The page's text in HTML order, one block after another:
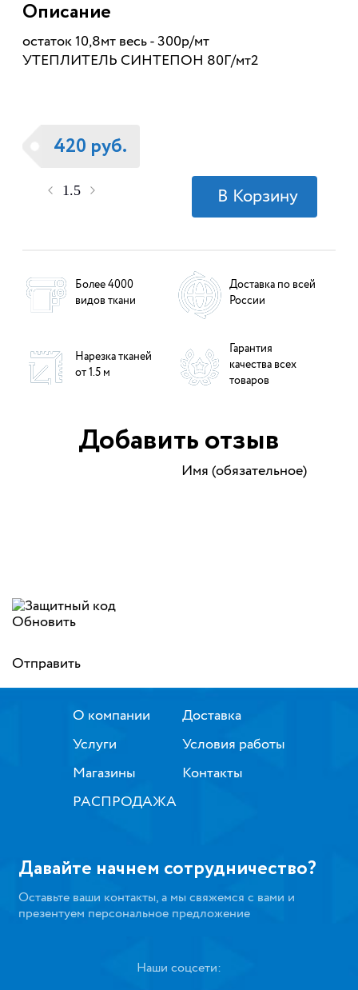
Описание
остаток 10,8мт весь - 300р/мт
УТЕПЛИТЕЛЬ СИНТЕПОН 80Г/мт2
420 руб.
Более 4000
видов ткани
Доставка по всей
России
Нарезка тканей
от 1.5 м
Гарантия
качества всех
товаров
Добавить отзыв
Имя (обязательное)
Обновить
Отправить
О компании
Услуги
Магазины
РАСПРОДАЖА
Доставка
Условия работы
Контакты
Давайте начнем сотрудничество?
Оставьте ваши контакты, а мы свяжемся с вами и
презентуем персональное предложение
Наши соцсети: